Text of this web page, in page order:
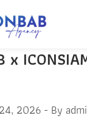
x
2026 By